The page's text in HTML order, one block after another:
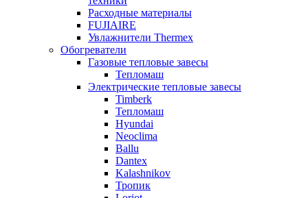
Расходные материалы
FUJIAIRE
Увлажнители Thermex
Обогреватели
Газовые тепловые завесы
Тепломаш
Электрические тепловые завесы
Timberk
Тепломаш
Hyundai
Neoclima
Ballu
Dantex
Kalashnikov
Тропик